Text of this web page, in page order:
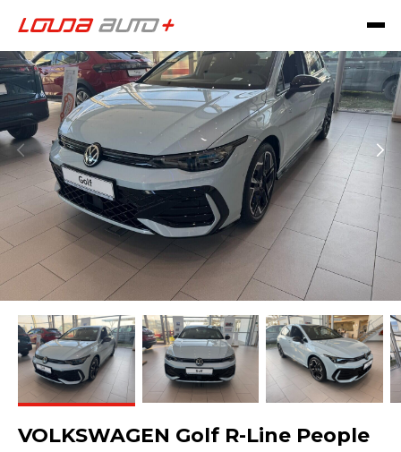
VOLKSWAGEN Golf R-Line People